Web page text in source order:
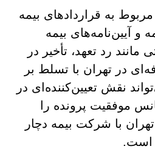
به قراردادهای بیمه
آیین‌نامه‌های بیمه
رد تعهد، تأخیر در
در تهران با تسلط بر
نقش تعیین‌کننده‌ای در
موفقیت پرونده را
با شرکت بیمه دچار
است.